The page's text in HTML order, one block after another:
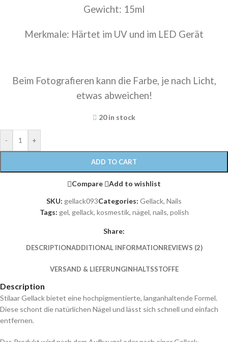
Gewicht: 15ml
Merkmale: Härtet im UV und im LED Gerät
Beim Fotografieren kann die Farbe, je nach Licht,
etwas abweichen!
20 in stock
- +
ADD TO CART
Compare
Add to wishlist
SKU: gellack093Categories: Gellack, Nails
Tags: gel, gellack, kosmestik, nägel, nails, polish
Share:
DESCRIPTIONADDITIONAL INFORMATIONREVIEWS (2)
VERSAND & LIEFERUNGINHALTSSTOFFE
Description
Stilaar Gellack bietet eine hochpigmentierte, langanhaltende Formel.
Diese schont die natürlichen Nägel und lässt sich schnell und einfach
entfernen.